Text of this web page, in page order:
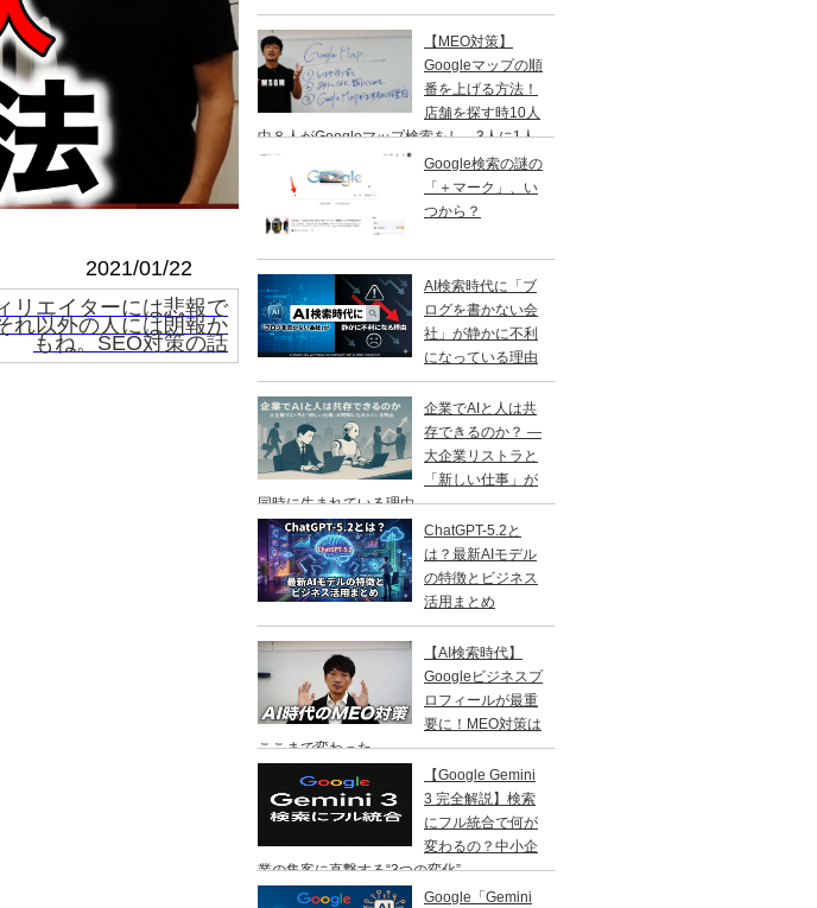
2021/01/22
リエイターには悲報で
れ以外の人には朗報か
もね。SEO対策の話
【MEO対策】
Googleマップの順
番を上げる方法！
店舗を探す時10人
中８人がGoogleマップ検索をし、3人に1人
は１日以内に来店する事を知ってますか？
Google検索の謎の
「＋マーク」、い
つから？
AI検索時代に「ブ
ログを書かない会
社」が静かに不利
になっている理由
企業でAIと人は共
存できるのか？ ―
大企業リストラと
「新しい仕事」が
同時に生まれている理由 ―
ChatGPT-5.2と
は？最新AIモデル
の特徴とビジネス
活用まとめ
【AI検索時代】
Googleビジネスプ
ロフィールが最重
要に！MEO対策は
ここまで変わった
【Google Gemini
3 完全解説】検索
にフル統合で何が
変わるの？中小企
業の集客に直撃する“3つの変化”
Google「Gemini